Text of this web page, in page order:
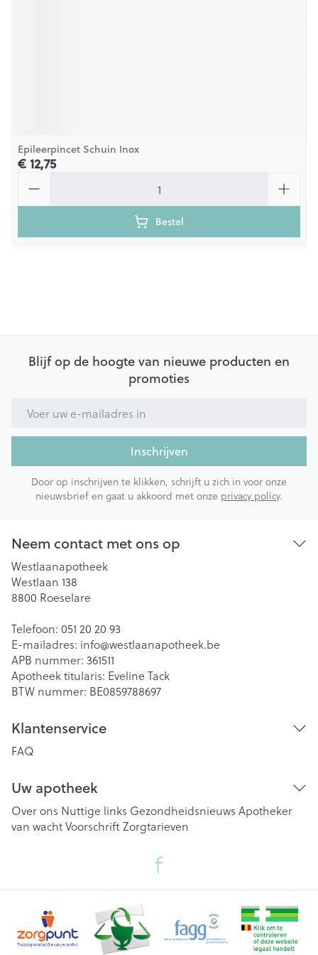
Epileerpincet Schuin Inox
€ 12,75
Bestel
Blijf op de hoogte van nieuwe producten en
promoties
Inschrijven
Door op inschrijven te klikken, schrijft u zich in voor onze
nieuwsbrief en gaat u akkoord met onze privacy policy.
Neem contact met ons op
Westlaanapotheek
Westlaan 138
8800 Roeselare
Telefoon: 051 20 20 93
E-mailadres: info@westlaanapotheek.be
APB nummer: 361511
Apotheek titularis: Eveline Tack
BTW nummer: BE0859788697
Klantenservice
FAQ
Uw apotheek
Over ons Nuttige links Gezondheidsnieuws Apotheker
van wachtVoorschriftZorgtarieven